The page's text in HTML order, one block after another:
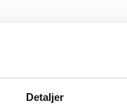
Detaljer